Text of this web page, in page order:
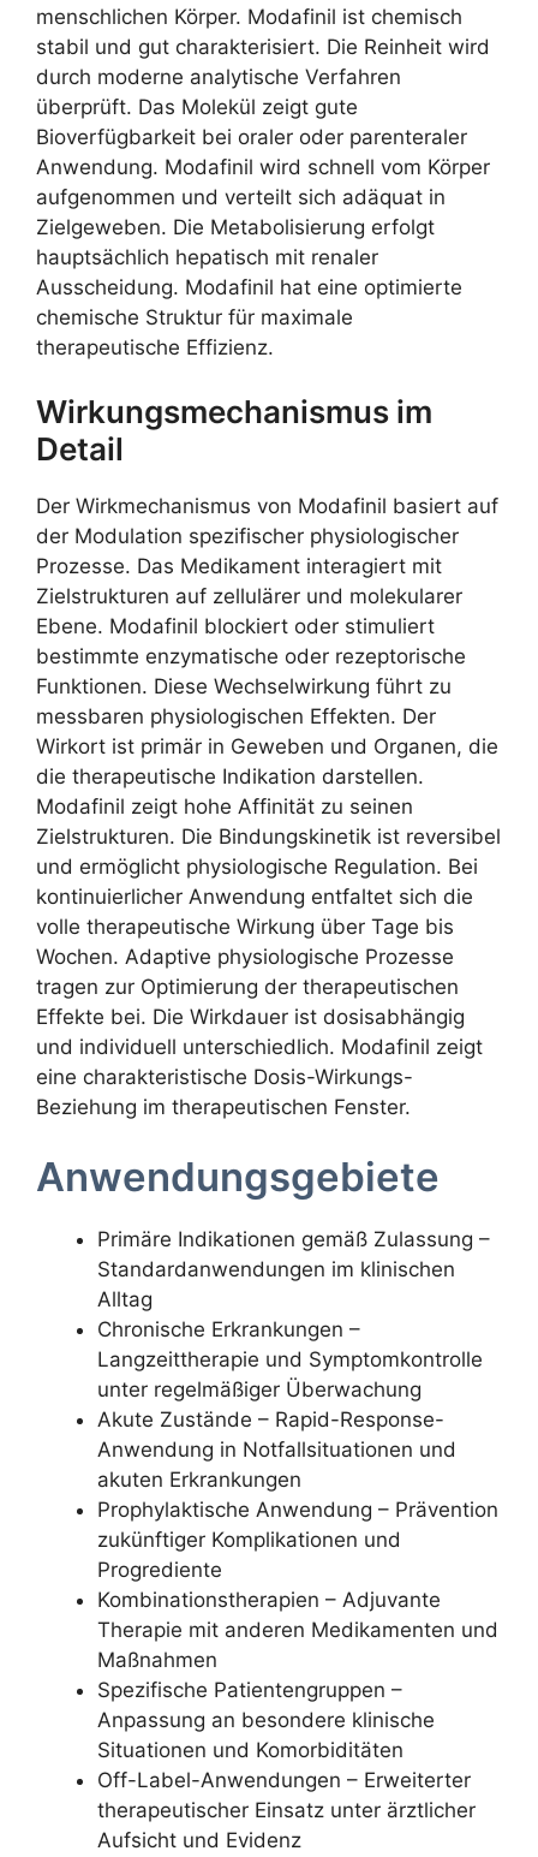
menschlichen Körper. Modafinil ist chemisch
stabil und gut charakterisiert. Die Reinheit wird
durch moderne analytische Verfahren
überprüft. Das Molekül zeigt gute
Bioverfügbarkeit bei oraler oder parenteraler
Anwendung. Modafinil wird schnell vom Körper
aufgenommen und verteilt sich adäquat in
Zielgeweben. Die Metabolisierung erfolgt
hauptsächlich hepatisch mit renaler
Ausscheidung. Modafinil hat eine optimierte
chemische Struktur für maximale
therapeutische Effizienz.
Wirkungsmechanismus im
Detail
Der Wirkmechanismus von Modafinil basiert auf
der Modulation spezifischer physiologischer
Prozesse. Das Medikament interagiert mit
Zielstrukturen auf zellulärer und molekularer
Ebene. Modafinil blockiert oder stimuliert
bestimmte enzymatische oder rezeptorische
Funktionen. Diese Wechselwirkung führt zu
messbaren physiologischen Effekten. Der
Wirkort ist primär in Geweben und Organen, die
die therapeutische Indikation darstellen.
Modafinil zeigt hohe Affinität zu seinen
Zielstrukturen. Die Bindungskinetik ist reversibel
und ermöglicht physiologische Regulation. Bei
kontinuierlicher Anwendung entfaltet sich die
volle therapeutische Wirkung über Tage bis
Wochen. Adaptive physiologische Prozesse
tragen zur Optimierung der therapeutischen
Effekte bei. Die Wirkdauer ist dosisabhängig
und individuell unterschiedlich. Modafinil zeigt
eine charakteristische Dosis-Wirkungs-
Beziehung im therapeutischen Fenster.
Anwendungsgebiete
Primäre Indikationen gemäß Zulassung –
Standardanwendungen im klinischen
Alltag
Chronische Erkrankungen –
Langzeittherapie und Symptomkontrolle
unter regelmäßiger Überwachung
Akute Zustände – Rapid-Response-
Anwendung in Notfallsituationen und
akuten Erkrankungen
Prophylaktische Anwendung – Prävention
zukünftiger Komplikationen und
Progrediente
Kombinationstherapien – Adjuvante
Therapie mit anderen Medikamenten und
Maßnahmen
Spezifische Patientengruppen –
Anpassung an besondere klinische
Situationen und Komorbiditäten
Off-Label-Anwendungen – Erweiterter
therapeutischer Einsatz unter ärztlicher
Aufsicht und Evidenz